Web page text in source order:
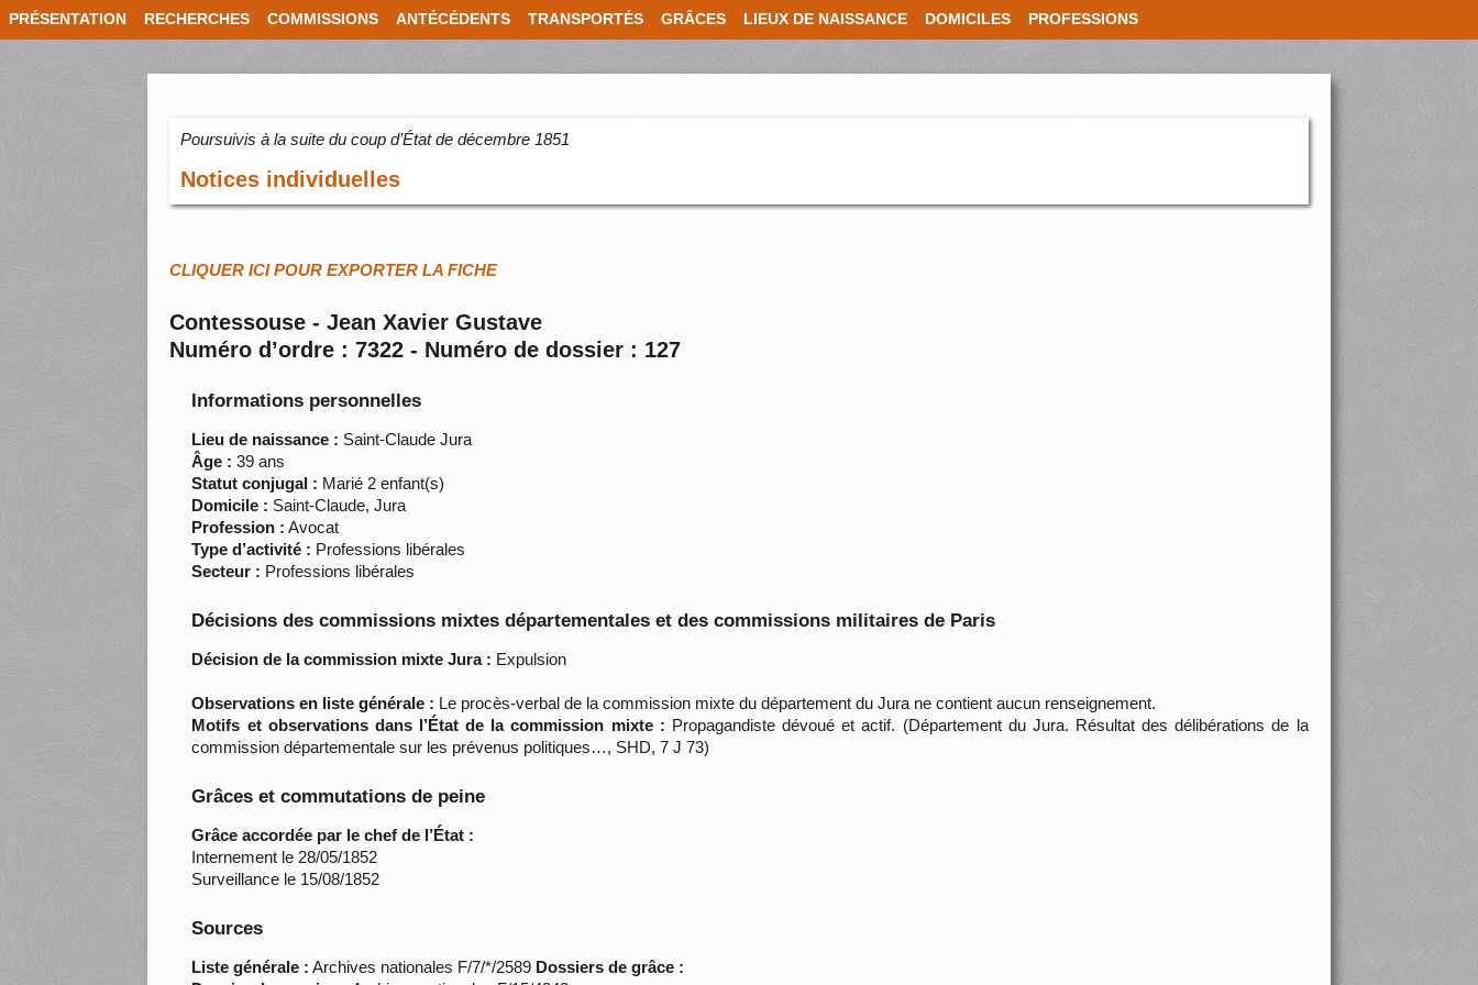
PRÉSENTATION RECHERCHES COMMISSIONS ANTÉCÉDENTS TRANSPORTÉS GRÂCES LIEUX DE NAISSANCE DOMICILES PROFESSIONS
Poursuivis à la suite du coup d’État de décembre 1851
Notices individuelles
CLIQUER ICI POUR EXPORTER LA FICHE
Contessouse - Jean Xavier Gustave
Numéro d’ordre : 7322 - Numéro de dossier : 127
Informations personnelles
Lieu de naissance : Saint-Claude Jura
Âge : 39 ans
Statut conjugal : Marié 2 enfant(s)
Domicile : Saint-Claude, Jura
Profession : Avocat
Type d’activité : Professions libérales
Secteur : Professions libérales
Décisions des commissions mixtes départementales et des commissions militaires de Paris
Décision de la commission mixte Jura : Expulsion
Observations en liste générale : Le procès-verbal de la commission mixte du département du Jura ne contient aucun renseignement.
Motifs et observations dans l’État de la commission mixte : Propagandiste dévoué et actif. (Département du Jura. Résultat des délibérations de la
commission départementale sur les prévenus politiques…, SHD, 7 J 73)
Grâces et commutations de peine
Grâce accordée par le chef de l’État :
Internement le 28/05/1852
Surveillance le 15/08/1852
Sources
Liste générale : Archives nationales F/7/*/2589 Dossiers de grâce :